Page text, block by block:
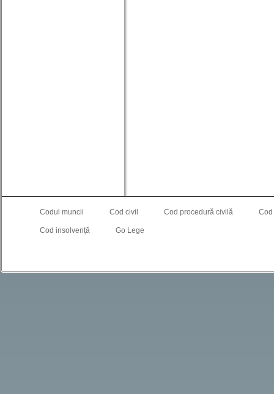
Codul muncii Cod civil Cod procedură civilă
Cod insolvență Go Lege